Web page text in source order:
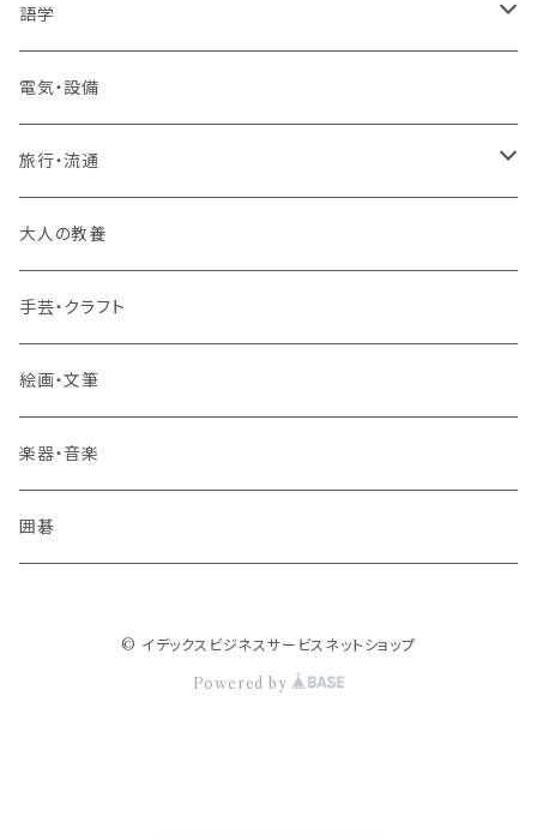
1コース受講
2コースまとめて受講
その他 IT・パソコン
高卒認定講座
大卒公務員受験対策講座
語学
TOEIC®L&Rテスト対策講座
その他 語学
電気・設備
旅行・流通
旅行業務取扱管理者講座
その他 旅行・流通
大人の教養
手芸・クラフト
絵画・文筆
楽器・音楽
囲碁
© イデックスビジネスサービスネットショップ
Powered by